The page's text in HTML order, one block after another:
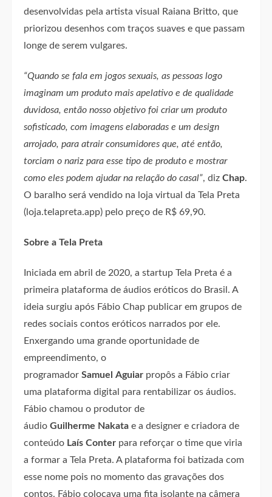
desenvolvidas pela artista visual Raiana Britto, que
priorizou desenhos com traços suaves e que passam
longe de serem vulgares.
“Quando se fala em jogos sexuais, as pessoas logo
imaginam um produto mais apelativo e de qualidade
duvidosa, então nosso objetivo foi criar um produto
sofisticado, com imagens elaboradas e um design
arrojado, para atrair consumidores que, até então,
torciam o nariz para esse tipo de produto e mostrar
como eles podem ajudar na relação do casal”, diz Chap.
O baralho será vendido na loja virtual da Tela Preta
(loja.telapreta.app) pelo preço de R$ 69,90.
Sobre a Tela Preta
Iniciada em abril de 2020, a startup Tela Preta é a
primeira plataforma de áudios eróticos do Brasil. A
ideia surgiu após Fábio Chap publicar em grupos de
redes sociais contos eróticos narrados por ele.
Enxergando uma grande oportunidade de
empreendimento, o
programador Samuel Aguiarpropôs a Fábio criar
uma plataforma digital para rentabilizar os áudios.
Fábio chamou o produtor de
áudio Guilherme Nakatae a designer e criadora de
conteúdo Laís Conterpara reforçar o time que viria
a formar a Tela Preta. A plataforma foi batizada com
esse nome pois no momento das gravações dos
contos, Fábio colocava uma fita isolante na câmera